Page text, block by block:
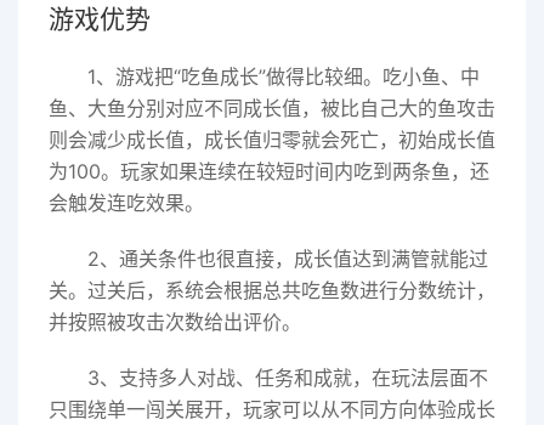
游戏优势
1、游戏把“吃鱼成长”做得比较细。吃小鱼、中
鱼、大鱼分别对应不同成长值，被比自己大的鱼攻击
则会减少成长值，成长值归零就会死亡，初始成长值
为100。玩家如果连续在较短时间内吃到两条鱼，还
会触发连吃效果。
2、通关条件也很直接，成长值达到满管就能过
关。过关后，系统会根据总共吃鱼数进行分数统计，
并按照被攻击次数给出评价。
3、支持多人对战、任务和成就，在玩法层面不
只围绕单一闯关展开，玩家可以从不同方向体验成长